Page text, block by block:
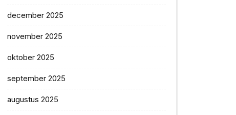
december 2025
november 2025
oktober 2025
september 2025
augustus 2025